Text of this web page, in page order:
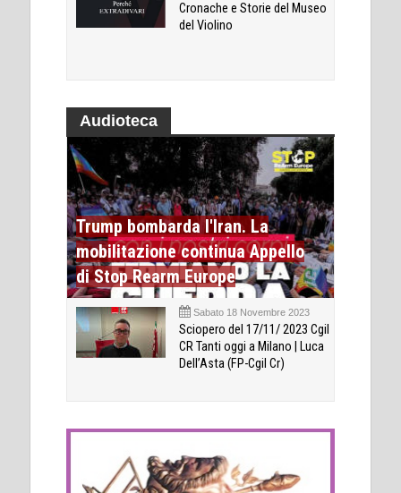
Cronache e Storie del Museo
del Violino
Audioteca
Trump bombarda l'Iran. La
mobilitazione continua Appello
di Stop Rearm Europe
Sabato 18 Novembre 2023
Sciopero del 17/11/ 2023 Cgil
CR Tanti oggi a Milano | Luca
Dell’Asta (FP-Cgil Cr)